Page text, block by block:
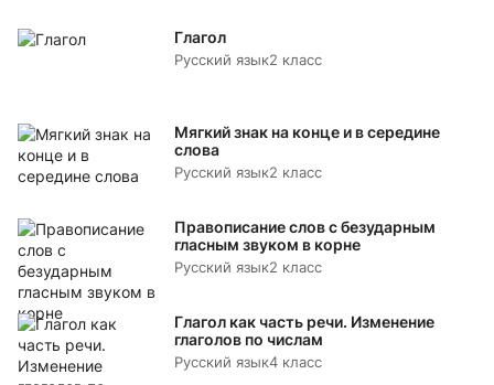
Глагол
Русский язык2 класс
Мягкий знак на конце и в середине
слова
Русский язык2 класс
Правописание слов с безударным
гласным звуком в корне
Русский язык2 класс
Глагол как часть речи. Изменение
глаголов по числам
Русский язык4 класс